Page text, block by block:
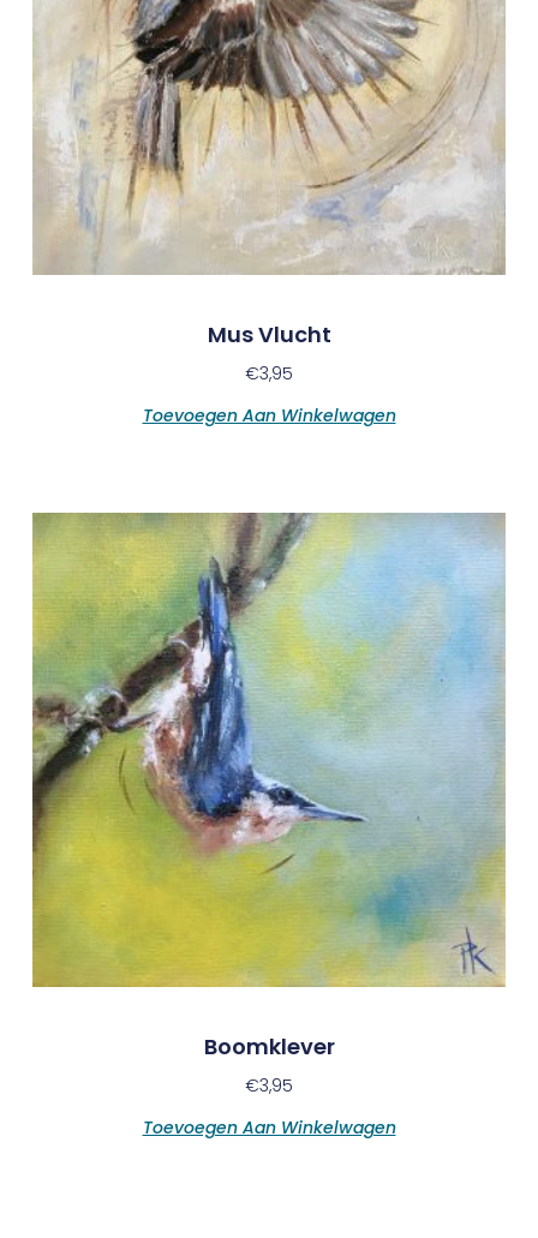
Mus Vlucht
€3,95
Toevoegen Aan Winkelwagen
Boomklever
€3,95
Toevoegen Aan Winkelwagen